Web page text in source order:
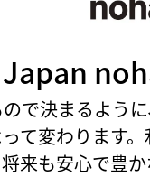
Japan
で決まるよう
て変わります
来も安心で豊